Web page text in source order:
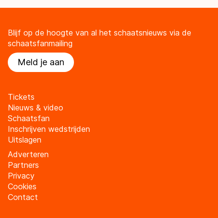
Blijf op de hoogte van al het schaatsnieuws via de
schaatsfanmailing
Meld je aan
Tickets
Nieuws & video
Schaatsfan
Inschrijven wedstrijden
Uitslagen
Adverteren
Partners
Privacy
Cookies
Contact